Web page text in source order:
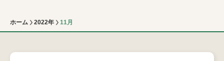
ホーム 2022年 11月